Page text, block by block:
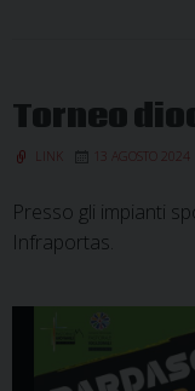
Torneo
LINK 13 AGOSTO 2024
Presso gli impianti
Infraportas.